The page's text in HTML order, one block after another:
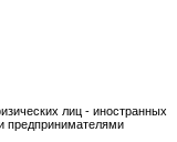
лиц - иностранных
предпринимателями